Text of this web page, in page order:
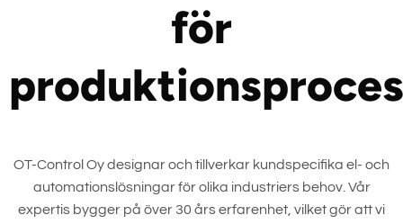
för
OT-Control Oy designar och tillverkar kundspecifika el- och
automationslösningar för olika industriers behov. Vår
expertis bygger på över 30 års erfarenhet, vilket gör att vi